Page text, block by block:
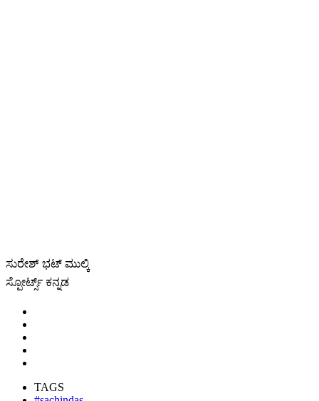
ಸುರೇಶ್ ಭಟ್ ಮುಲ್ಕಿ
ಸ್ಪೋರ್ಟ್ಸ್ ಕನ್ನಡ
TAGS